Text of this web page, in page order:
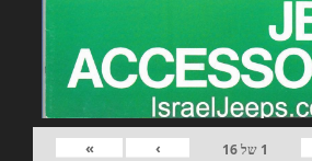
1 של16
›
»